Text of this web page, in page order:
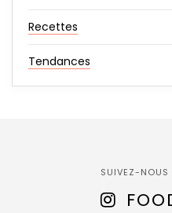
Recettes
Tendances
SUIVEZ-NOUS